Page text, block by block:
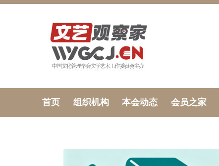
首页 组织机构 本会动态 会员之家